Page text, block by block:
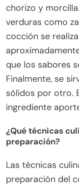
chorizo y
verduras como
cocción se
que los sabores
Finalmente, se
sólidos por otro.
ingrediente
¿Qué técnicas
preparación?
Las técnicas
preparación del